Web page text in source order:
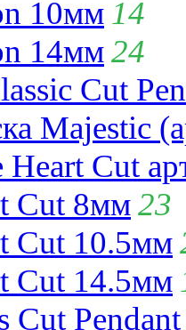
10мм 14
14мм24
Cut
Majestic
Cut
Cut 8мм23
Cut 10.5мм
Cut 14.5мм
Cut